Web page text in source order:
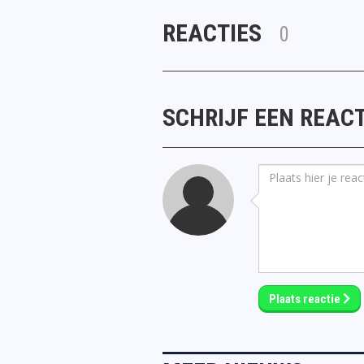
REACTIES 0
SCHRIJF EEN
Plaats reactie